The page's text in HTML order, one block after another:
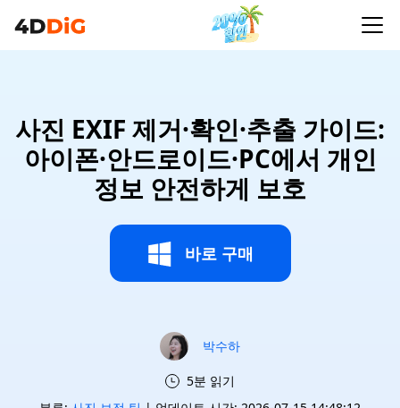
사진 EXIF 제거·확인·추출 가이드:
아이폰·안드로이드·PC에서 개인
정보 안전하게 보호
바로 구매
박수하
5분 읽기